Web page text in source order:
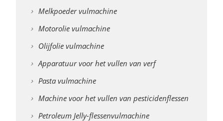
Melkpoeder vulmachine
Motorolie vulmachine
Olijfolie vulmachine
Apparatuur voor het vullen van verf
Pasta vulmachine
Machine voor het vullen van pesticidenflessen
Petroleum Jelly-flessenvulmachine